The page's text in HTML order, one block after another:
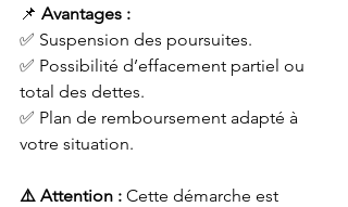
📌 Avantages :
✅ Suspension des poursuites.
✅ Possibilité d’effacement partiel ou
total des dettes.
✅ Plan de remboursement adapté à
votre situation.
⚠️ Attention : Cette démarche est